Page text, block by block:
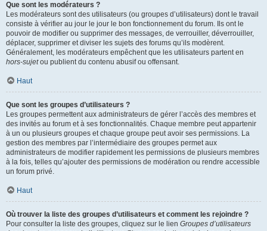
Que sont les modérateurs ?
Les modérateurs sont des utilisateurs (ou groupes d’utilisateurs) dont le travail
consiste à vérifier au jour le jour le bon fonctionnement du forum. Ils ont le
pouvoir de modifier ou supprimer des messages, de verrouiller, déverrouiller,
déplacer, supprimer et diviser les sujets des forums qu’ils modèrent.
Généralement, les modérateurs empêchent que les utilisateurs partent en
hors-sujetou publient du contenu abusif ou offensant.
Haut
Que sont les groupes d’utilisateurs ?
Les groupes permettent aux administrateurs de gérer l’accès des membres et
des invités au forum et à ses fonctionnalités. Chaque membre peut appartenir
à un ou plusieurs groupes et chaque groupe peut avoir ses permissions. La
gestion des membres par l’intermédiaire des groupes permet aux
administrateurs de modifier rapidement les permissions de plusieurs membres
à la fois, telles qu’ajouter des permissions de modération ou rendre accessible
un forum privé.
Haut
Où trouver la liste des groupes d’utilisateurs et comment les rejoindre ?
Pour consulter la liste des groupes, cliquez sur le lien Groupes d’utilisateurs